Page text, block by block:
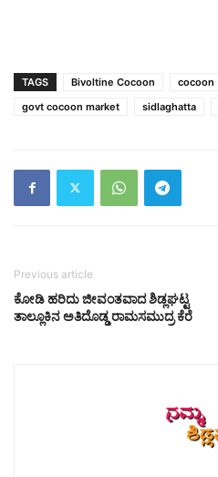
TAGS Bivoltine Cocoon cocoon
govt cocoon market
sidlaghatta
Previous article
ಕೋಡಿ ಹರಿದು ಜೀವಂತವಾದ ಶಿಡ್ಲಘಟ್ಟ
ತಾಲ್ಲೂಕಿನ ಅತಿದೊಡ್ಡ ರಾಮಸಮುದ್ರ ಕೆರೆ